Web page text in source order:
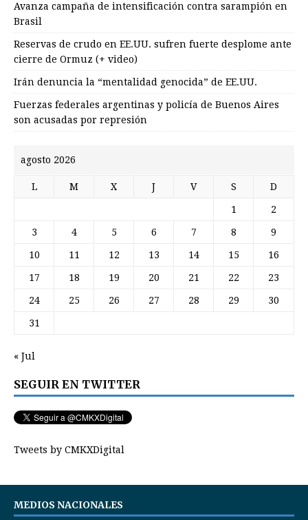
Avanza campaña de intensificación contra sarampión en
Brasil
Reservas de crudo en EE.UU. sufren fuerte desplome ante
cierre de Ormuz (+ video)
Irán denuncia la “mentalidad genocida” de EE.UU.
Fuerzas federales argentinas y policía de Buenos Aires
son acusadas por represión
agosto 2026
L M X J V S D
1 2
3 4 5 6 7 8 9
10 11 12 13 14 15 16
17 18 19 20 21 22 23
24 25 26 27 28 29 30
31
« Jul
SEGUIR EN TWITTER
Tweets by CMKXDigital
MEDIOS NACIONALES